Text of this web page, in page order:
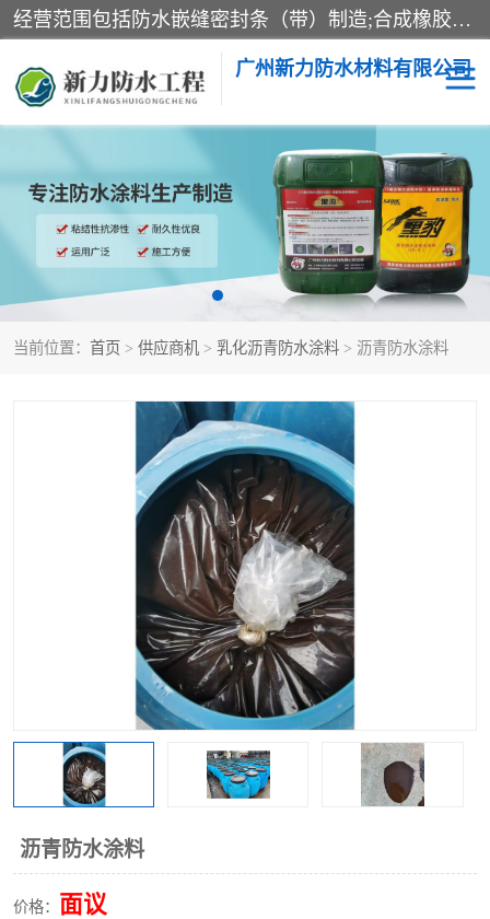
经营范围包括防水嵌缝密封条（带）制造;合成橡胶制造（监控化学品、危险化学品除外）;沥青混合物制造;防水胶粘带制造;其他合成材料制造（监控化学品、危险化学品除外）;涂料制造（监控化学品、危险化学品除外）;建筑结构防水补漏;防水建筑材料制造;粘合剂制造（监控化学品、危险化学品除外）;涂料零售;广州新力防水材料有限公司具有1处分支机构。
广州新力防水材料有限公司
当前位置： 首页 > 供应商机 > 乳化沥青防水涂料 > 沥青防水涂料
沥青防水涂料
价格： 面议
黑豹防水胶 建筑108胶水
乳化沥青防水涂料 自粘卷材
非固化橡胶防水涂料